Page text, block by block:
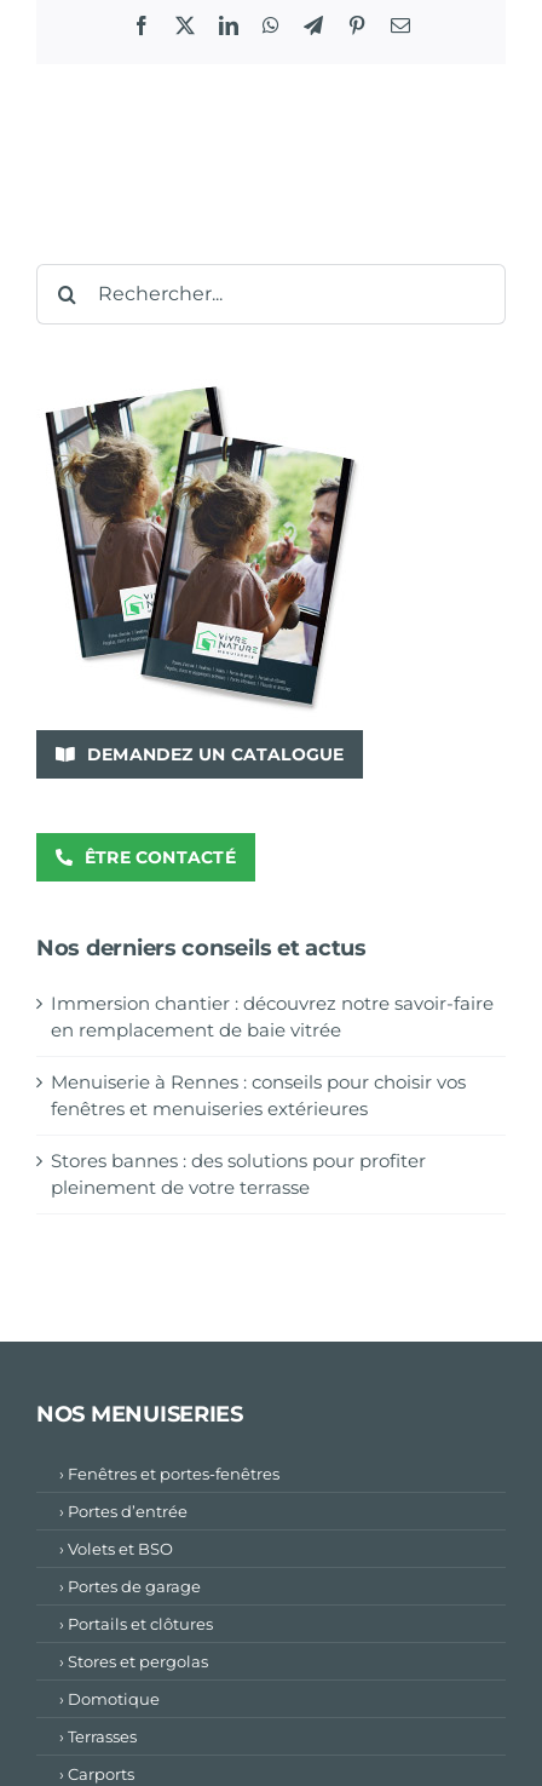
Facebook LinkedInWhatsApp
TelegramPinterestEmail
Rechercher:
DEMANDEZ UN CATALOGUE
ÊTRE CONTACTÉ
Nos derniers conseils et actus
Immersion chantier : découvrez notre savoir-faire
en remplacement de baie vitrée
Menuiserie à Rennes : conseils pour choisir vos
fenêtres et menuiseries extérieures
Stores bannes : des solutions pour profiter
pleinement de votre terrasse
NOS MENUISERIES
› Fenêtres et portes-fenêtres
› Portes d’entrée
› Volets et BSO
› Portes de garage
› Portails et clôtures
› Stores et pergolas
› Domotique
› Terrasses
› Carports